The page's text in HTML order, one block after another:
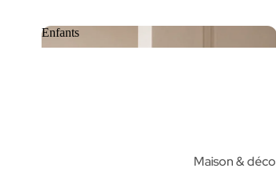
Enfants
Maison & déco